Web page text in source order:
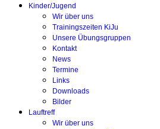
Kinder/Jugend
Wir über uns
Trainingszeiten KiJu
Unsere Übungsgruppen
Kontakt
News
Termine
Links
Downloads
Bilder
Lauftreff
Wir über uns